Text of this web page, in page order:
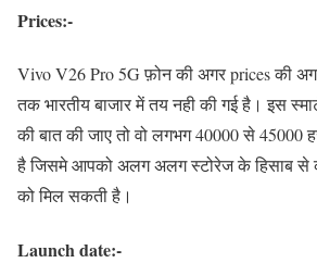
Prices:-
Vivo V26 Pro 5G फ़ोन की अगर prices की
तक भारतीय बाजार में तय नही की गई है। इस
की बात की जाए तो वो लगभग 40000 से 45000
है जिसमे आपको अलग अलग स्टोरेज के हिसाब से
को मिल सकती है।
Launch date:-